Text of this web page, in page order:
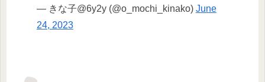
— きな子@6y2y (@o_mochi_kinako) June
24, 2023